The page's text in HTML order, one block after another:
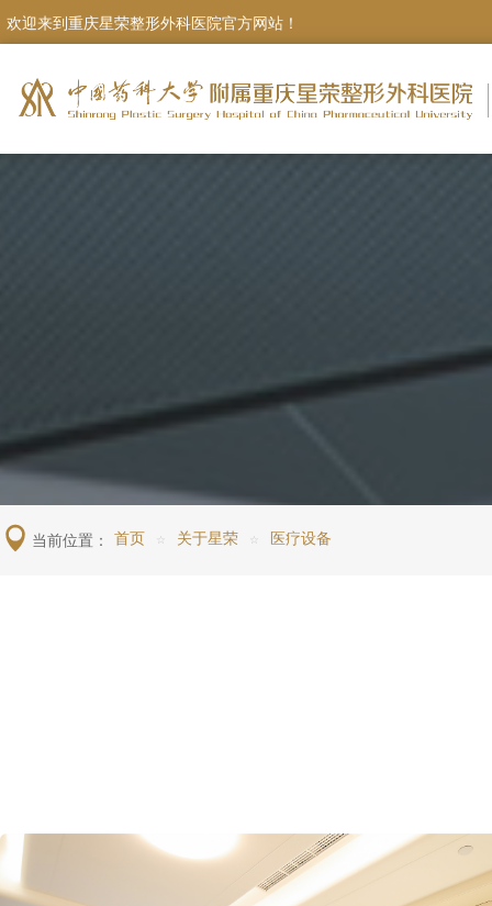
当前位置： 首页 ☆ 关于星荣 ☆ 医疗设备
欢迎来到重庆星荣整形外科医院官方网站！